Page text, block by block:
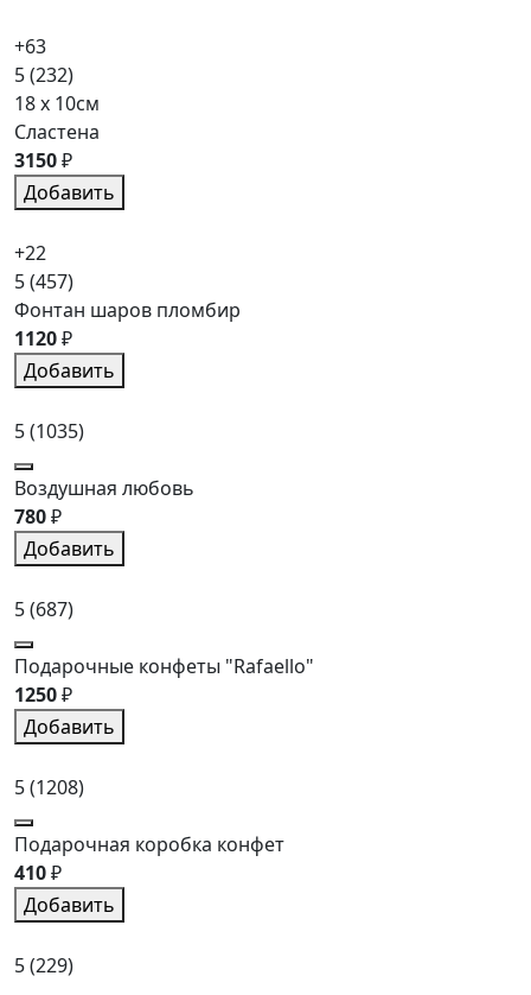
+63
5(232)
18 x 10см
Сластена
3150₽
Добавить
+22
5(457)
Фонтан шаров пломбир
1120₽
Добавить
5(1035)
Воздушная любовь
780₽
Добавить
5(687)
Подарочные конфеты "Rafaello"
1250₽
Добавить
5(1208)
Подарочная коробка конфет
410₽
Добавить
5(229)